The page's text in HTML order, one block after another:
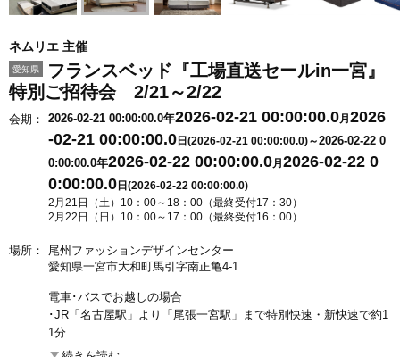
ネムリエ 主催
愛知県
フランスベッド『工場直送セールin一宮』
特別ご招待会 2/21～2/22
会期： 2026-02-21 00:00:00.0年2026-02-21 00:00:00.0月2026
-02-21 00:00:00.0 日(2026-02-21 00:00:00.0)～2026-02-22 0
0:00:00.0年2026-02-22 00:00:00.0月2026-02-22 0
0:00:00.0 日(2026-02-22 00:00:00.0)
2月21日（土）10：00～18：00（最終受付17：30）
2月22日（日）10：00～17：00（最終受付16：00）
場所：
尾州ファッションデザインセンター
愛知県一宮市大和町馬引字南正亀4-1
電車･バスでお越しの場合
･JR「名古屋駅」より「尾張一宮駅」まで特別快速・新快速で約1
1分
･名鉄「名古屋駅」より「一宮駅」まで特急で約15分